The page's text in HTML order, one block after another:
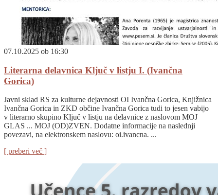
07.10.2025 ob 16:30
Literarna delavnica Ključ v listju I. (Ivančna
Gorica)
Javni sklad RS za kulturne dejavnosti OI Ivančna Gorica, Knjižnica
Ivančna Gorica in ZKD občine Ivančna Gorica tudi to jesen vabijo
v literarno skupino Ključ v listju na delavnice z naslovom MOJ
GLAS ... MOJ (OD)ZVEN. Dodatne informacije na naslednji
povezavi, na elektronskem naslovu: oi.ivancna. ...
[ preberi več ]